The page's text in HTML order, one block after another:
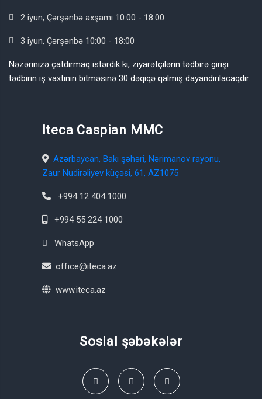
2 iyun, Çərşənbə axşamı 10:00 - 18:00
3 iyun, Çərşənbə 10:00 - 18:00
Nəzərinizə çatdırmaq istərdik ki, ziyarətçilərin tədbirə girişi
tədbirin iş vaxtının bitməsinə 30 dəqiqə qalmış dayandırılacaqdır.
Iteca Caspian MMC
Azərbaycan, Bakı şəhəri, Nərimanov rayonu,
Zaur Nudirəliyev küçəsi, 61, AZ1075
+994 12 404 1000
+994 55 224 1000
WhatsApp
office@iteca.az
www.iteca.az
Sosial şəbəkələr